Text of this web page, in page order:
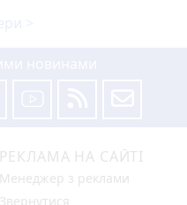
РЕКЛАМА НА САЙТІ
Менеджер з реклами
Звернутися